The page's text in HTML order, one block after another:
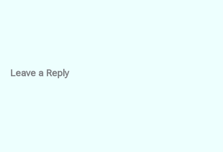
Leave a Reply